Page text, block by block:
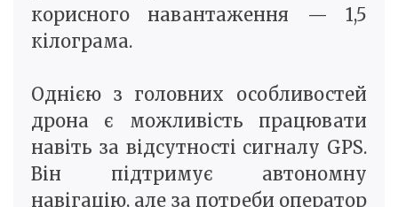
корисного навантаження — 1,5
кілограма.
Однією з головних особливостей
дрона є можливість працювати
навіть за відсутності сигналу GPS.
Він підтримує автономну
навігацію, але за потреби оператор